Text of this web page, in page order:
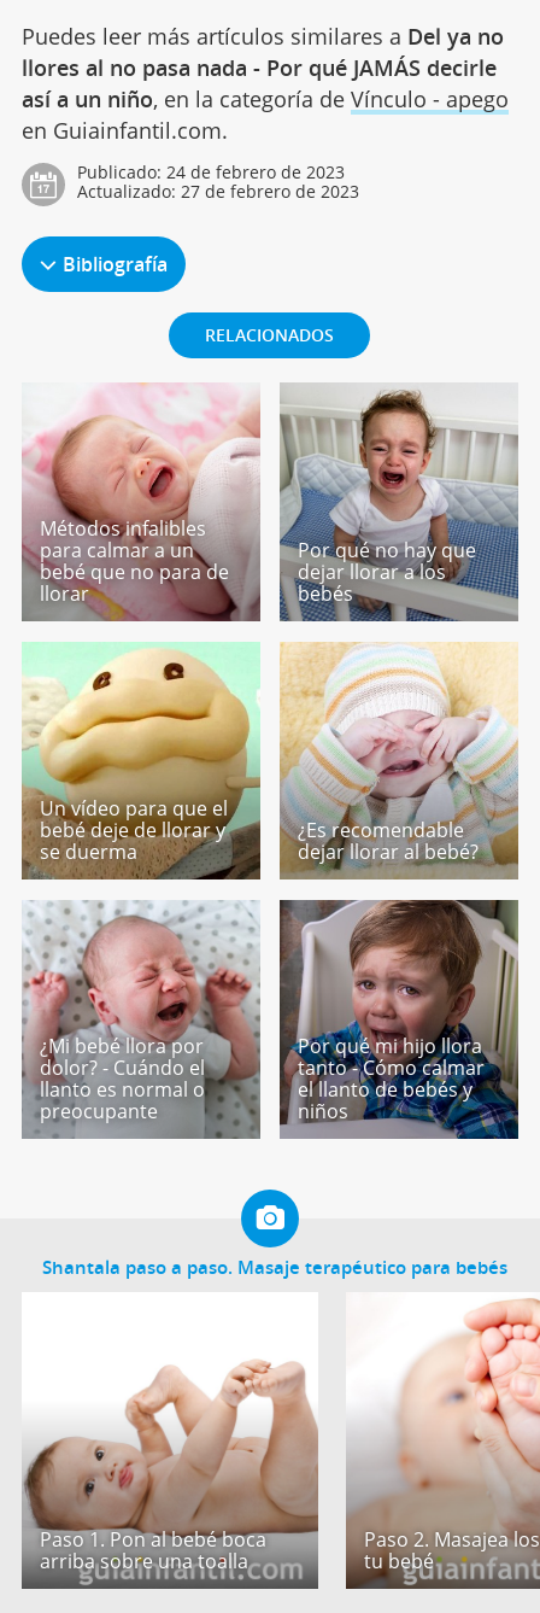
Puedes leer más artículos similares a Del ya no
llores al no pasa nada - Por qué JAMÁS decirle
así a un niño, en la categoría de Vínculo - apego
en Guiainfantil.com.
Publicado: 24 de febrero de 2023
Actualizado: 27 de febrero de 2023
Bibliografía
RELACIONADOS
Métodos infalibles
para calmar a un
bebé que no para de
llorar
Por qué no hay que
dejar llorar a los
bebés
Un vídeo para que el
bebé deje de llorar y
se duerma
¿Es recomendable
dejar llorar al bebé?
¿Mi bebé llora por
dolor? - Cuándo el
llanto es normal o
preocupante
Por qué mi hijo llora
tanto - Cómo calmar
el llanto de bebés y
niños
Shantala paso a paso. Masaje terapéutico para bebés
Paso 1. Pon al bebé boca
arriba sobre una toalla
Paso 2. Masajea
tu bebé